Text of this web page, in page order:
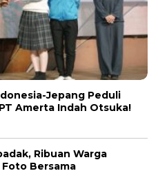
Jepang Peduli
Amerta Indah Otsuka!
Ribuan Warga
Bersama